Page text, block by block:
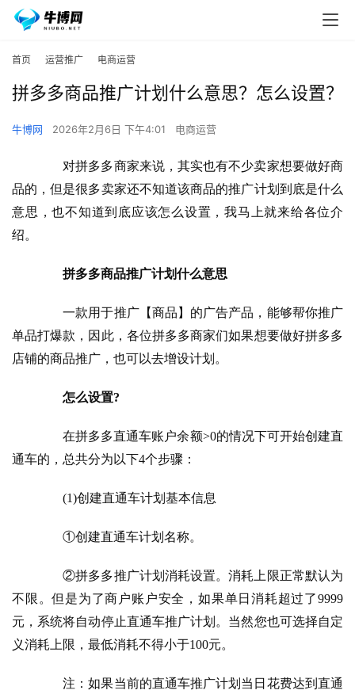
首页 运营推广 电商运营
拼多多商品推广计划什么意思？怎么设置？
牛博网 2026年2月6日 下午4:01 电商运营
对拼多多商家来说，其实也有不少卖家想要做好商
品的，但是很多卖家还不知道该商品的推广计划到底是什么
意思，也不知道到底应该怎么设置，我马上就来给各位介
绍。
拼多多商品推广计划什么意思
一款用于推广【商品】的广告产品，能够帮你推广
单品打爆款，因此，各位拼多多商家们如果想要做好拼多多
店铺的商品推广，也可以去增设计划。
怎么设置?
在拼多多直通车账户余额>0的情况下可开始创建直
通车的，总共分为以下4个步骤：
(1)创建直通车计划基本信息
①创建直通车计划名称。
②拼多多推广计划消耗设置。消耗上限正常默认为
不限。但是为了商户账户安全，如果单日消耗超过了9999
元，系统将自动停止直通车推广计划。当然您也可选择自定
义消耗上限，最低消耗不得小于100元。
注：如果当前的直通车推广计划当日花费达到直通